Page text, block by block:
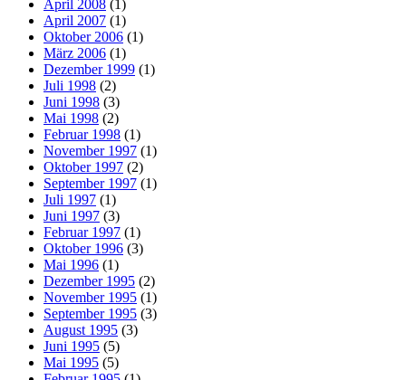
April 2008 (1)
April 2007 (1)
Oktober 2006 (1)
März 2006 (1)
Dezember 1999 (1)
Juli 1998 (2)
Juni 1998 (3)
Mai 1998 (2)
Februar 1998 (1)
November 1997 (1)
Oktober 1997 (2)
September 1997 (1)
Juli 1997 (1)
Juni 1997 (3)
Februar 1997 (1)
Oktober 1996 (3)
Mai 1996 (1)
Dezember 1995 (2)
November 1995 (1)
September 1995 (3)
August 1995 (3)
Juni 1995 (5)
Mai 1995 (5)